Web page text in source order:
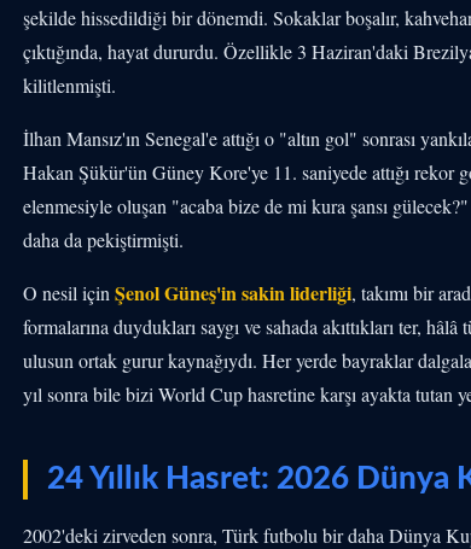
şekilde hissedildiği bir dönemdi. Sokaklar boşalır,
çıktığında, hayat dururdu. Özellikle 3 Haziran'daki
kilitlenmişti.
İlhan Mansız'ın Senegal'e attığı o "altın gol" sonrası
Hakan Şükür'ün Güney Kore'ye 11. saniyede attığı rekor
elenmesiyle oluşan "acaba bize de mi kura şansı
daha da pekiştirmişti.
O nesil için Şenol Güneş'in sakin liderliği, takımı bir
formalarına duydukları saygı ve sahada akıttıkları ter,
ulusun ortak gurur kaynağıydı. Her yerde bayraklar
yıl sonra bile bizi World Cup hasretine karşı ayakta tutan
24 Yıllık Hasret: 2026 Dünya
2002'deki zirveden sonra, Türk futbolu bir daha Dünya